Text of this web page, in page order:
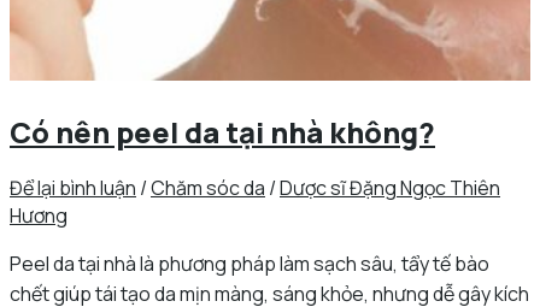
Có nên peel da tại nhà không?
Để lại bình luận /Chăm sóc da /Dược sĩ Đặng Ngọc Thiên
Hương
Peel da tại nhà là phương pháp làm sạch sâu, tẩy tế bào
chết giúp tái tạo da mịn màng, sáng khỏe, nhưng dễ gây kích